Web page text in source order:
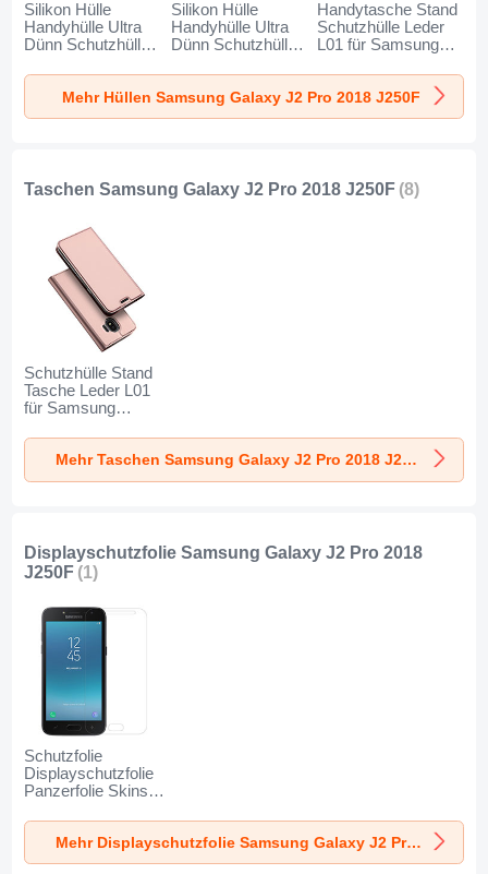
Silikon Hülle
Handyhülle Ultra
Dünn Schutzhülle
Magnetisch
Fingerring Ständer
für Samsung
Silikon Hülle
Handyhülle Ultra
Dünn Schutzhülle
Galaxy J2 Pro
(2018) J250F
Schwarz
Handytasche Stand
Schutzhülle Leder
L01 für Samsung
(2018) J250F Blau
Mehr Hüllen Samsung Galaxy J2 Pro 2018 J250F
Taschen Samsung Galaxy J2 Pro 2018 J250F (8)
Schutzhülle Stand
Tasche Leder L01
für Samsung
(2018) J250F
Rosegold
Mehr Taschen Samsung Galaxy J2 Pro 2018 J250F
Displayschutzfolie Samsung Galaxy J2 Pro 2018
J250F (1)
Schutzfolie
Displayschutzfolie
Panzerfolie Skins
Gehärtetes Glas
Glasfolie für
Samsung Galaxy
Mehr Displayschutzfolie Samsung Galaxy J2 Pro 2018 J250F